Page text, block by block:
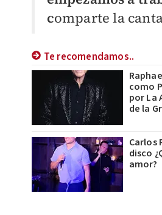
comparte la
Te recomendamos..
como
por La
de la
Carlos
disco
amor?